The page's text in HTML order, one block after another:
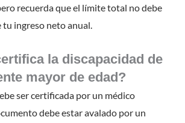
recuerda que el límite total no debe
tu ingreso neto anual.
la discapacidad de
mayor de edad?
ser certificada por un médico
debe estar avalado por un